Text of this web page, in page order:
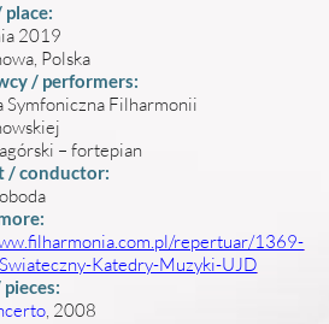
place:
2019
Polska
/ performers:
Symfoniczna Filharmonii
– fortepian
/ conductor:
repertuar/1369-
Katedry-Muzyki-UJD
, 2008